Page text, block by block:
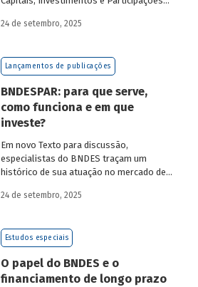
novas empresas investidas pela
Finanças e Gente e Gestão da Santa Clara
Agrociência Industrial, e Eduardo Couto,
importância da atuação de bancos de
desenvolvimento no mercado de capitais,
a nova estratégia do BNDES e os planos
24 de setembro, 2025
Lançamentos de publicações
BNDESPAR: para que serve,
como funciona e em que
investe?
Em novo Texto para discussão,
especialistas do BNDES traçam um
histórico de sua atuação no mercado de
atividade para o desenvolvimento e
investimentos da BNDESPAR.
24 de setembro, 2025
Estudos especiais
O papel do BNDES e o
financiamento de longo prazo